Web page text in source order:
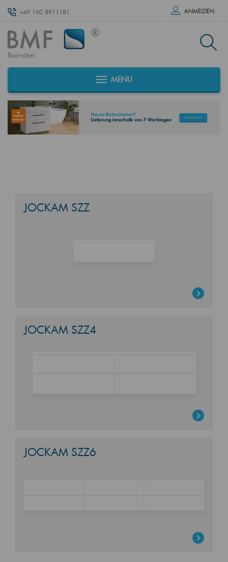
+49 160 8911181 ANMELDEN
Badmöbel
MENU
JOCKAM SZZ
JOCKAM SZZ4
JOCKAM SZZ6